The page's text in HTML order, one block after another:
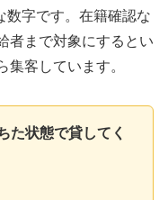
数字です。在籍確認な
者まで対象にするとい
集客しています。
た状態で貸してく